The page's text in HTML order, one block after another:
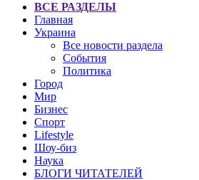
ВСЕ РАЗДЕЛЫ
Главная
Украина
Все новости раздела
События
Политика
Город
Мир
Бизнес
Спорт
Lifestyle
Шоу-биз
Наука
БЛОГИ ЧИТАТЕЛЕЙ